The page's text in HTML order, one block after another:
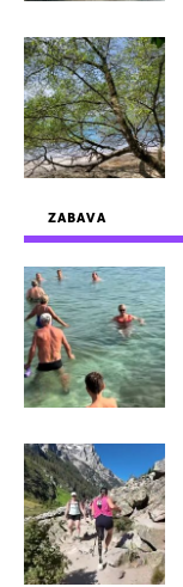
ZABAVA